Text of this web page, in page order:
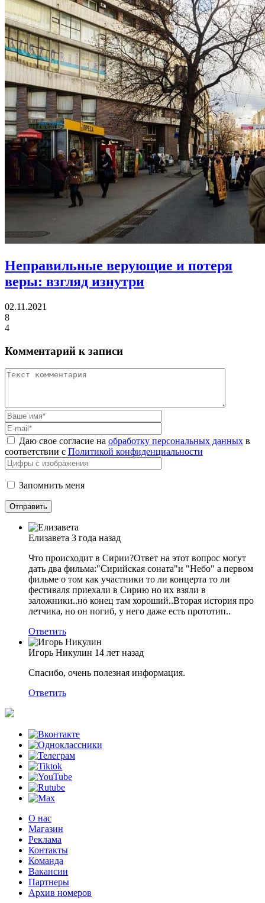
Неправильные верующие и потеря
веры: взгляд изнутри
02.11.2021
8
4
Комментарий к записи
Даю свое согласие на обработку персональных данных в
соответствии с Политикой конфиденциальности
Запомнить меня
Елизавета 3 года назад
Что происходит в Сирии?Ответ на этот вопрос могут
дать два фильма:"Сирийская соната"и "Небо" а первом
фильме о том как участники то ли концерта то ли
фестиваля приехали в Сирию но их взяли в
заложники..но конец там хороший..Вторая история про
летчика, но он погиб, у него даже есть прототип..
Ответить
Игорь Никулин 14 лет назад
Спасибо, очень полезная информация.
Ответить
О нас
Магазин
Реклама
Контакты
Команда
Вакансии
Партнеры
Архив номеров